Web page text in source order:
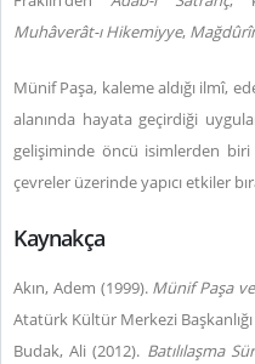
Muhâverât-ı Hikemiyye,
Münif Paşa, kaleme aldığı ilmî,
alanında hayata geçirdiği
gelişiminde öncü isimlerden
çevreler üzerinde yapıcı etkiler
Kaynakça
Akın, Adem (1999). Münif Paşa
Atatürk Kültür Merkezi Başkanlığı
Budak, Ali (2012). Batılılaşma